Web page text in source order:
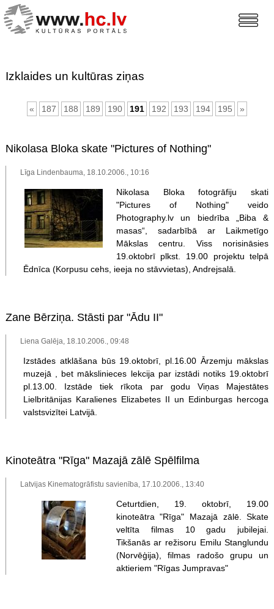
Izklaides un kultūras ziņas
« 187 188 189 190 191 192 193 194 195 »
Nikolasa Bloka skate "Pictures of Nothing"
Līga Lindenbauma, 18.10.2006., 10:16
Nikolasa Bloka fotogrāfiju skati
"Pictures of Nothing" veido
Photography.lv un biedrība „Biba &
masas“, sadarbībā ar Laikmetīgo
Mākslas centru. Viss norisināsies
19.oktobrī plkst. 19.00 projektu telpā
Ēdnīca (Korpusu cehs, ieeja no stāvvietas), Andrejsalā.
Zane Bērziņa. Stāsti par "Ādu II"
Liena Galēja, 18.10.2006., 09:48
Izstādes atklāšana būs 19.oktobrī, pl.16.00 Ārzemju mākslas
muzejā , bet mākslinieces lekcija par izstādi notiks 19.oktobrī
pl.13.00. Izstāde tiek rīkota par godu Viņas Majestātes
Lielbritānijas Karalienes Elizabetes II un Edinburgas hercoga
valstsvizītei Latvijā.
Kinoteātra "Rīga" Mazajā zālē Spēlfilma
Latvijas Kinematogrāfistu savienība, 17.10.2006., 13:40
Ceturtdien, 19. oktobrī, 19.00
kinoteātra "Rīga" Mazajā zālē. Skate
veltīta filmas 10 gadu jubilejai.
Tikšanās ar režisoru Emilu Stanglundu
(Norvēģija), filmas radošo grupu un
aktieriem "Rīgas Jumpravas"